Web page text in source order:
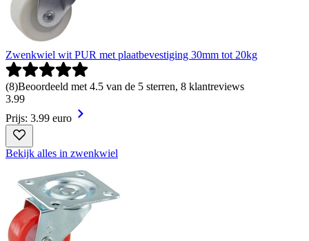
Zwenkwiel wit PUR met plaatbevestiging 30mm tot 20kg
(8)Beoordeeld met 4.5 van de 5 sterren, 8 klantreviews
3.99
Prijs: 3.99 euro
Bekijk alles in zwenkwiel